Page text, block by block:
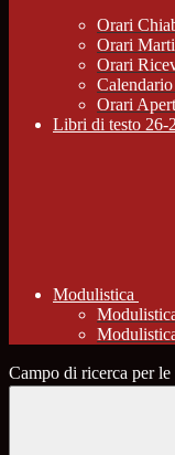
Orari
Orari
Orari
Orari
Libri di testo 26-
Modulistica
Campo di ricerca per